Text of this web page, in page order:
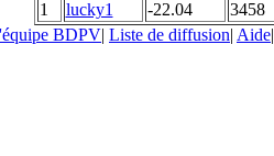
1
lucky1 -22.04 3458
BDPV| Liste de diffusion| Aide|